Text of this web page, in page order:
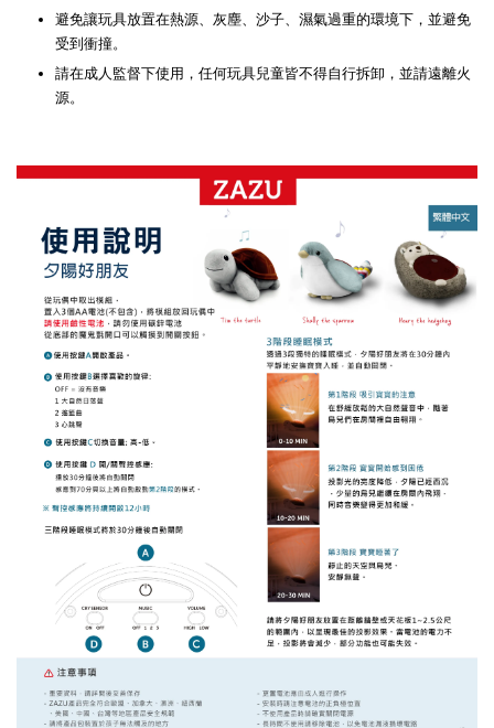
避免讓玩具放置在熱源、灰塵、沙子、濕氣過重的環境下，並避免
受到衝撞。
請在成人監督下使用，任何玩具兒童皆不得自行拆卸，並請遠離火
源。